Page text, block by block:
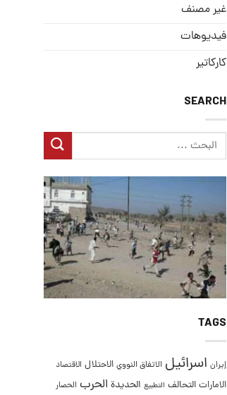
غير مصنف
فيديوهات
كاركاتير
SEARCH
TAGS
إيران اسرائيل الاتفاق النووي الاحتلال الاقتصاد
الامارات التحالف التطبيع الحديدة الحرب الحصار